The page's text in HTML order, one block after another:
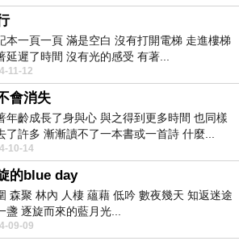
本一頁一頁 滿是空白 沒有打開電梯 走進樓梯
延遲了時間 沒有光的感受 有著...
11-12
會消失
年齡成長了身與心 與之得到更多時間 也同樣
了許多 漸漸讀不了一本書或一首詩 什麼...
10-14
的blue day
森聚 林內 人棲 蘊藉 低吟 數夜幾天 知返迷途
盞 逐旋而來的藍月光...
09-09